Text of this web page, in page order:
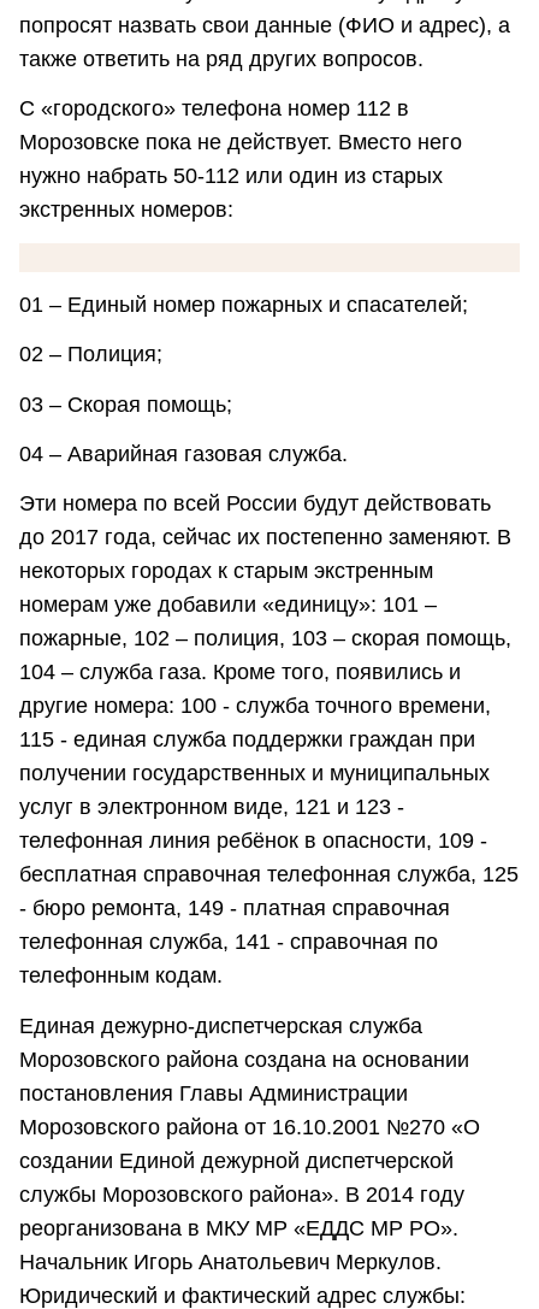
попросят назвать свои данные (ФИО и адрес), а
также ответить на ряд других вопросов.
С «городского» телефона номер 112 в
Морозовске пока не действует. Вместо него
нужно набрать 50-112 или один из старых
экстренных номеров:
01 – Единый номер пожарных и спасателей;
02 – Полиция;
03 – Скорая помощь;
04 – Аварийная газовая служба.
Эти номера по всей России будут действовать
до 2017 года, сейчас их постепенно заменяют. В
некоторых городах к старым экстренным
номерам уже добавили «единицу»: 101 –
пожарные, 102 – полиция, 103 – скорая помощь,
104 – служба газа. Кроме того, появились и
другие номера: 100 - служба точного времени,
115 - единая служба поддержки граждан при
получении государственных и муниципальных
услуг в электронном виде, 121 и 123 -
телефонная линия ребёнок в опасности, 109 -
бесплатная справочная телефонная служба, 125
- бюро ремонта, 149 - платная справочная
телефонная служба, 141 - справочная по
телефонным кодам.
Единая дежурно-диспетчерская служба
Морозовского района создана на основании
постановления Главы Администрации
Морозовского района от 16.10.2001 №270 «О
создании Единой дежурной диспетчерской
службы Морозовского района». В 2014 году
реорганизована в МКУ МР «ЕДДС МР РО».
Начальник Игорь Анатольевич Меркулов.
Юридический и фактический адрес службы: